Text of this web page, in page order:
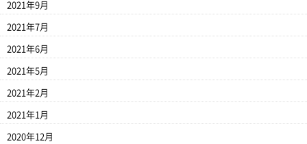
2021年9月
2021年7月
2021年6月
2021年5月
2021年2月
2021年1月
2020年12月